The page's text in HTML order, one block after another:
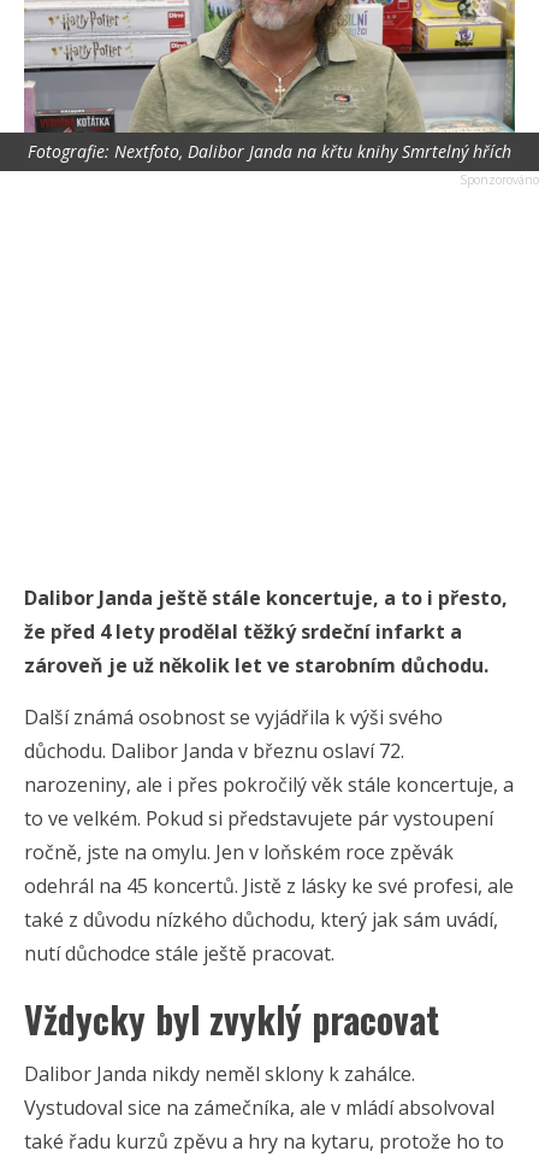
Fotografie: Nextfoto, Dalibor Janda na křtu knihy Smrtelný hřích
Dalibor Janda ještě stále koncertuje, a to i přesto,
že před 4 lety prodělal těžký srdeční infarkt a
zároveň je už několik let ve starobním důchodu.
Další známá osobnost se vyjádřila k výši svého
důchodu. Dalibor Janda v březnu oslaví 72.
narozeniny, ale i přes pokročilý věk stále koncertuje, a
to ve velkém. Pokud si představujete pár vystoupení
ročně, jste na omylu. Jen v loňském roce zpěvák
odehrál na 45 koncertů. Jistě z lásky ke své profesi, ale
také z důvodu nízkého důchodu, který jak sám uvádí,
nutí důchodce stále ještě pracovat.
Vždycky byl zvyklý pracovat
Dalibor Janda nikdy neměl sklony k zahálce.
Vystudoval sice na zámečníka, ale v mládí absolvoval
také řadu kurzů zpěvu a hry na kytaru, protože ho to